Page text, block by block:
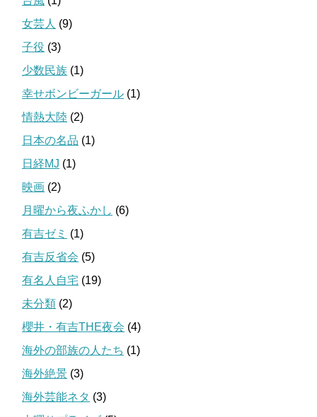
女芸人 (9)
子役 (3)
少数民族 (1)
幸せボンビーガール (1)
情熱大陸 (2)
日本の名品 (1)
日経MJ (1)
映画 (2)
月曜から夜ふかし (6)
有吉ゼミ (1)
有吉反省会 (5)
有名人自宅 (19)
未分類 (2)
櫻井・有吉THE夜会 (4)
海外の部族の人たち (1)
海外絶景 (3)
海外芸能ネタ (3)